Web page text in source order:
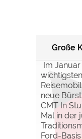
Große
Im
neue
CMT In
Mal in der
Ford-